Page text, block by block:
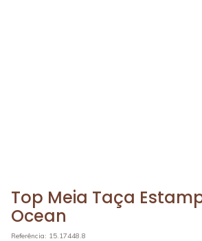
Top Meia Taça
Ocean
Referência: 15.17448.8